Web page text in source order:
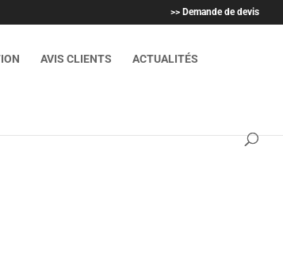
>> Demande de devis
AVIS CLIENTS ACTUALITÉS